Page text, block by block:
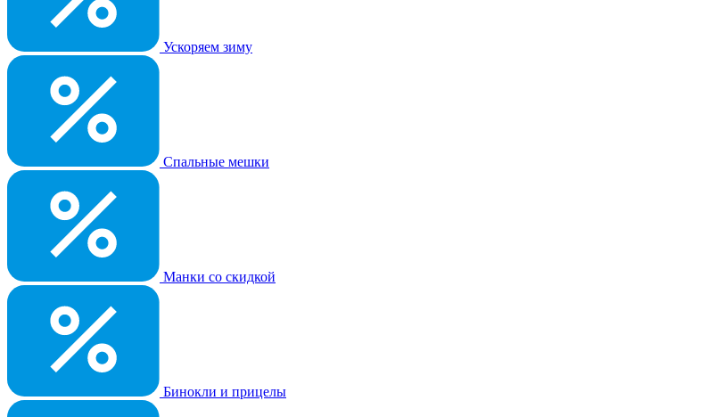
Ускоряем зиму
Спальные мешки
Манки со скидкой
Бинокли и прицелы